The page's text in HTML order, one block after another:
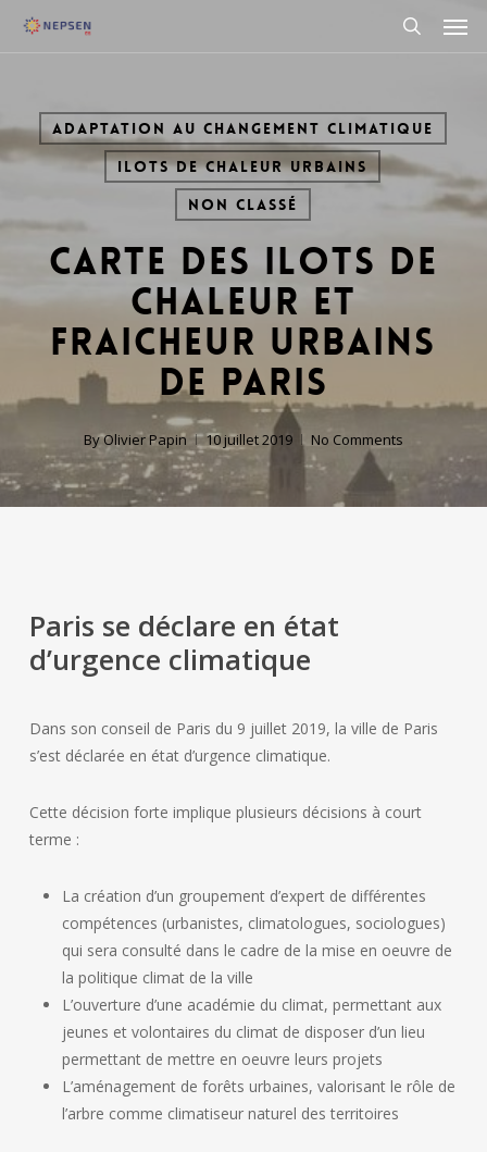
Adaptation au changement climatique
Ilots de chaleur urbains
Non classé
Carte des ilots de
chaleur et
fraicheur urbains
de Paris
ByOlivier Papin 10 juillet 2019 No Comments
Paris se déclare en état
d’urgence climatique
Dans son conseil de Paris du 9 juillet 2019, la ville de Paris
s’est déclarée en état d’urgence climatique.
Cette décision forte implique plusieurs décisions à court
terme :
La création d’un groupement d’expert de différentes
compétences (urbanistes, climatologues, sociologues)
qui sera consulté dans le cadre de la mise en oeuvre de
la politique climat de la ville
L’ouverture d’une académie du climat, permettant aux
jeunes et volontaires du climat de disposer d’un lieu
permettant de mettre en oeuvre leurs projets
L’aménagement de forêts urbaines, valorisant le rôle de
l’arbre comme climatiseur naturel des territoires